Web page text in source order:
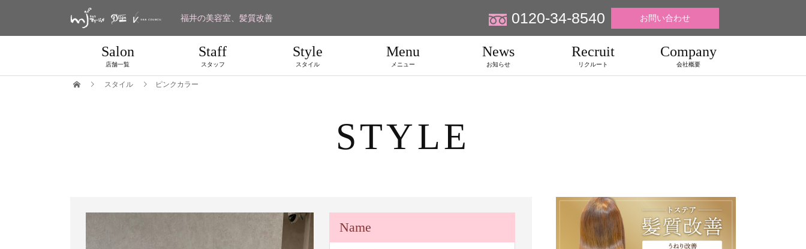
福井の美容室、髪質改善 0120-34-8540 お問い合わせ
Salon
店舗一覧
Staff
スタッフ
Style
スタイル
Menu
メニュー
News
お知らせ
Recruit
リクルート
Company
会社概要
スタイル ピンクカラー
STYLE
Name